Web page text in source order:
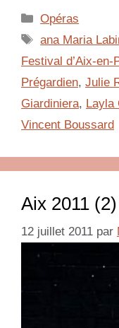
Catégories
Opéras
Étiquettes
ana Maria
Festival d’Aix-en-
Prégardien, Julie
Giardiniera, Layla
Vincent Boussard
Aix 2011
12 juillet 2011 par